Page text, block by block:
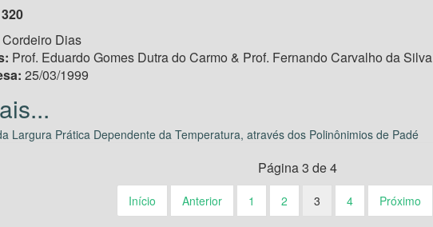
Dias
Prof. Eduardo Gomes Dutra do Carmo & Prof. Fernando Carvalho da Silva
25/03/1999
Largura Prática Dependente da Temperatura, através dos Polinônimios de Padé
Página 3 de 4
Início Anterior 1 2 3 4 Próximo